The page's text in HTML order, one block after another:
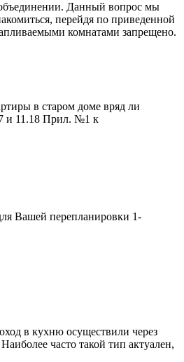
Данный вопрос мы
перейдя по приведенной
комнатами запрещено.
в старом доме вряд ли
и 11.18 Прил. №1 к
Вашей перепланировки 1-
в кухню осуществили через
часто такой тип актуален,